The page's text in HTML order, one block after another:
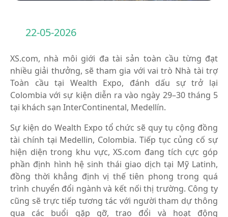
22-05-2026
XS.com, nhà môi giới đa tài sản toàn cầu từng đạt
nhiều giải thưởng, sẽ tham gia với vai trò Nhà tài trợ
Toàn cầu tại Wealth Expo, đánh dấu sự trở lại
Colombia với sự kiện diễn ra vào ngày 29–30 tháng 5
tại khách sạn InterContinental, Medellín.
Sự kiện do Wealth Expo tổ chức sẽ quy tụ cộng đồng
tài chính tại Medellin, Colombia. Tiếp tục củng cố sự
hiện diện trong khu vực, XS.com đang tích cực góp
phần định hình hệ sinh thái giao dịch tại Mỹ Latinh,
đồng thời khẳng định vị thế tiên phong trong quá
trình chuyển đổi ngành và kết nối thị trường. Công ty
cũng sẽ trực tiếp tương tác với người tham dự thông
qua các buổi gặp gỡ, trao đổi và hoạt động